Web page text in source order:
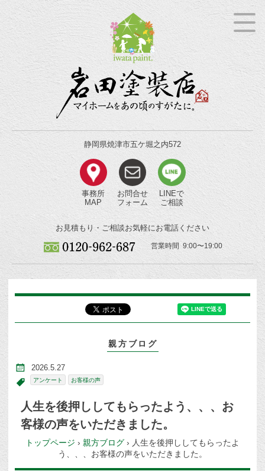
静岡県焼津市五ケ堀之内572
事務所
MAP
お問合せ
フォーム
LINEで
ご相談
お見積もり・ご相談お気軽にお電話ください
営業時間 9:00〜19:00
親方ブログ
2026.5.27
アンケート お客様の声
人生を後押ししてもらったよう、、、お
客様の声をいただきました。
トップページ › 親方ブログ › 人生を後押ししてもらったよ
う、、、お客様の声をいただきました。